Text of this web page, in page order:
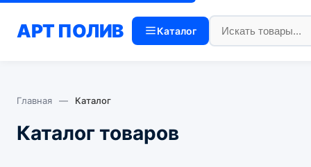
АРТ ПОЛИВ Каталог
Главная — Каталог
Каталог товаров